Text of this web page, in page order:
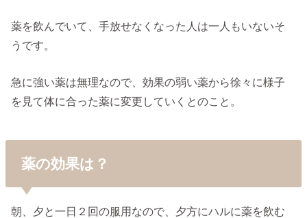
薬を飲んでいて、手放せなくなった人は一人もいないそ
うです。
急に強い薬は無理なので、効果の弱い薬から徐々に様子
を見て体に合った薬に変更していくとのこと。
薬の効果は？
朝、夕と一日２回の服用なので、夕方にハルに薬を飲む